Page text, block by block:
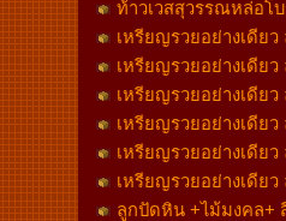
ท้าวเวสสุวรรณหล่อโ
เหรียญรวยอย่างเดีย
เหรียญรวยอย่างเดีย
เหรียญรวยอย่างเดีย
เหรียญรวยอย่างเดีย
เหรียญรวยอย่างเดีย
เหรียญรวยอย่างเดีย
ลูกปัดหิน +ไม้มงคล+